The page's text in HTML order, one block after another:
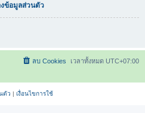
ข้อมูลส่วนตัว
เวลาทั้งหมด UTC+07:00
ลบ Cookies
ตัว | เงื่อนไขการใช้